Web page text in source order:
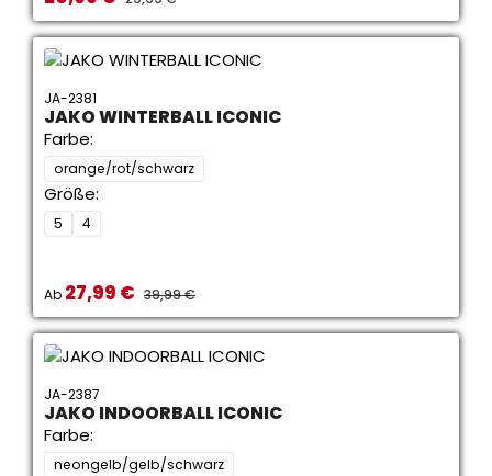
JA-2381
JAKO WINTERBALL ICONIC
Farbe:
orange/rot/schwarz
Größe:
5 4
Verkaufspreis:
Ab 27,99 € REGULÄRER PREIS:
39,99 €
JA-2387
JAKO INDOORBALL ICONIC
Farbe:
neongelb/gelb/schwarz